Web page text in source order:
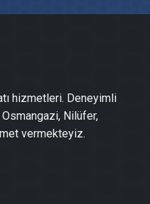
hizmetleri. Deneyimli
Nilüfer,
vermekteyiz.